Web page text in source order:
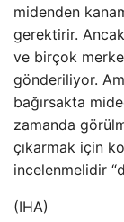
midenden
gerektirir.
ve birçok
gönderiliyor.
bağırsakta
zamanda
çıkarmak için
incelenmelidir
(IHA)